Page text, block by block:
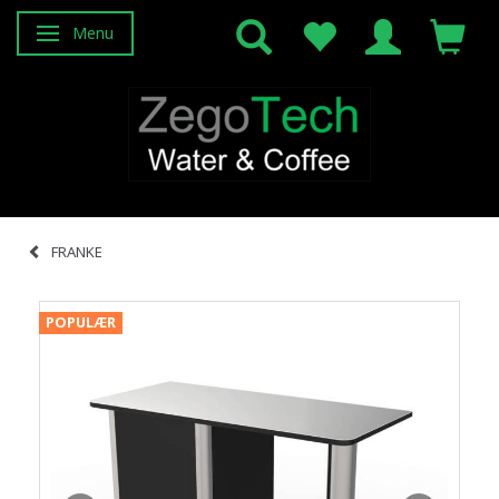
Skifte navigation
Menu
FRANKE
POPULÆR